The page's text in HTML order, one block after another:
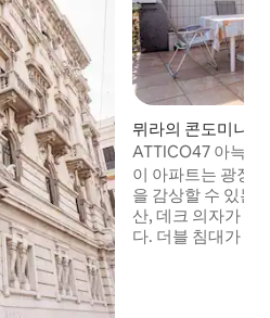
뮈라의 콘도미니엄
ATTICO47 아늑한
이 아파트는 광장
을 감상할 수 있는
산, 데크 의자가 있
다. 더블 침대가 놓